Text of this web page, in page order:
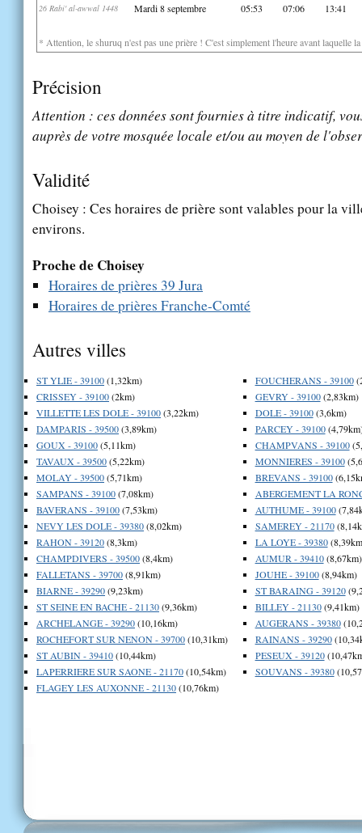
26 Rabi' al-awwal 1448 Mardi 8 septembre 05:53 07:06 13:41
* Attention, le shuruq n'est pas une prière ! C'est simplement l'heure avant laquelle
Précision
Attention : ces données sont fournies à titre indicatif,
auprès de votre mosquée locale et/ou au moyen de
Validité
Choisey : Ces horaires de prière sont valables pour la
environs.
Proche de Choisey
Horaires de prières 39 Jura
Horaires de prières Franche-Comté
Autres villes
ST YLIE - 39100(1,32km)
CRISSEY - 39100(2km)
VILLETTE LES DOLE - 39100(3,22km)
DAMPARIS - 39500(3,89km)
GOUX - 39100(5,11km)
TAVAUX - 39500(5,22km)
MOLAY - 39500(5,71km)
SAMPANS - 39100(7,08km)
BAVERANS - 39100(7,53km)
NEVY LES DOLE - 39380(8,02km)
RAHON - 39120(8,3km)
CHAMPDIVERS - 39500(8,4km)
FALLETANS - 39700(8,91km)
BIARNE - 39290(9,23km)
ST SEINE EN BACHE - 21130(9,36km)
ARCHELANGE - 39290(10,16km)
ROCHEFORT SUR NENON - 39700(10,31km)
ST AUBIN - 39410(10,44km)
LAPERRIERE SUR SAONE - 21170(10,54km)
FLAGEY LES AUXONNE - 21130(10,76km)
FOUCHERANS - 39100
GEVRY - 39100(2,83km)
DOLE - 39100(3,6km)
PARCEY - 39100
CHAMPVANS - 39100
MONNIERES - 39100
BREVANS - 39100
ABERGEMENT LA
AUTHUME - 39100
SAMEREY - 21170
LA LOYE - 39380
AUMUR - 39410(8,67km)
JOUHE - 39100(8,94km)
ST BARAING - 39120
BILLEY - 21130(9,41km)
AUGERANS - 39380
RAINANS - 39290
PESEUX - 39120
SOUVANS - 39380